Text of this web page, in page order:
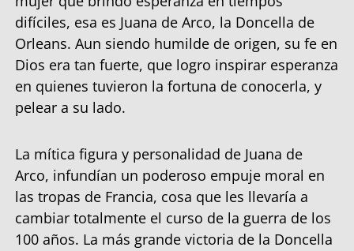
difíciles, esa es Juana de Arco, la Doncella de
Orleans. Aun siendo humilde de origen, su fe en
Dios era tan fuerte, que logro inspirar esperanza
en quienes tuvieron la fortuna de conocerla, y
pelear a su lado.
La mítica figura y personalidad de Juana de
Arco, infundían un poderoso empuje moral en
las tropas de Francia, cosa que les llevaría a
cambiar totalmente el curso de la guerra de los
100 años. La más grande victoria de la Doncella